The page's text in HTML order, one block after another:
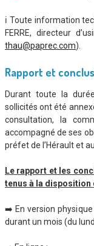
ℹ️ Toute information
FERRE, directeur
thau@paprec.com).
Rapport et
Durant toute la
sollicités ont été
consultation, la
accompagné de ses
préfet de l’Hérault et
Le rapport et les
tenus à la disposition
➡️ En version
durant un mois (du